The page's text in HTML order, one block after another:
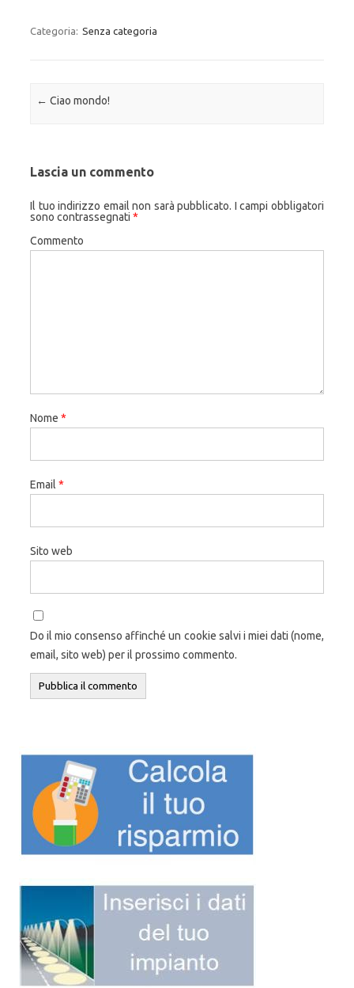
Categoria: Senza categoria
Navigazione articolo
← Ciao mondo!
Lascia un commento
Il tuo indirizzo email non sarà pubblicato. I campi obbligatori
sono contrassegnati *
Commento
Nome *
Email *
Sito web
Do il mio consenso affinché un cookie salvi i miei dati (nome,
email, sito web) per il prossimo commento.